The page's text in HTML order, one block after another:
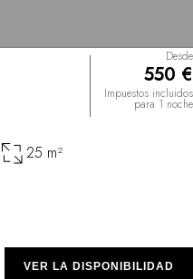
Desde
550 €
Impuestos incluidos
para 1 noche
25 m²
VER LA DISPONIBILIDAD